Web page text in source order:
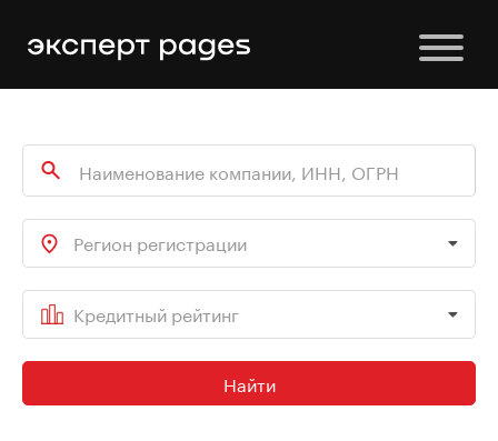
Регион регистрации
Кредитный рейтинг
Найти